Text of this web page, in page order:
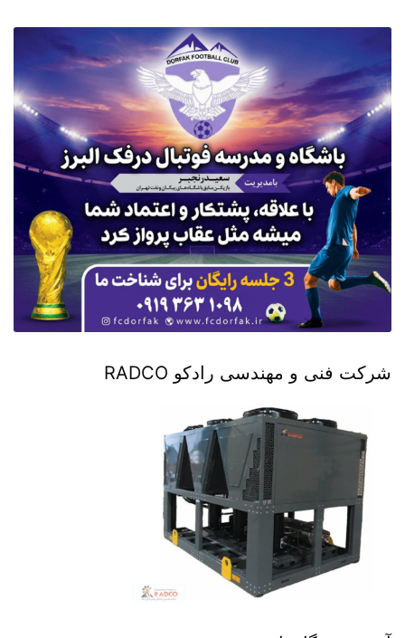
شرکت فنی و مهندسی رادکو RADCO